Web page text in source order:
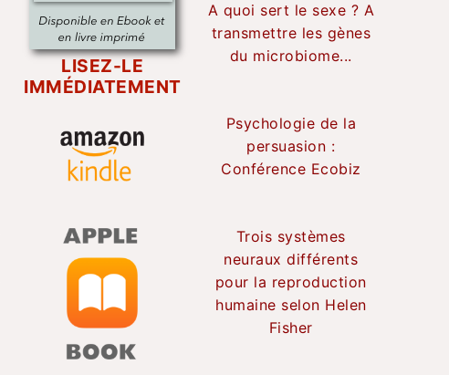
LISEZ-LE
IMMÉDIATEMENT
A quoi sert le sexe ? A
transmettre les gènes
du microbiome...
Psychologie de la
persuasion :
Conférence Ecobiz
Trois systèmes
neuraux différents
pour la reproduction
humaine selon Helen
Fisher